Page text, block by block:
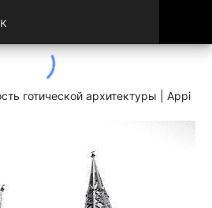
готической архитектуры | Appi